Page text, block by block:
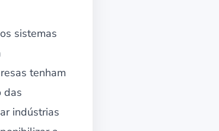
sistemas
tenham
das
indústrias